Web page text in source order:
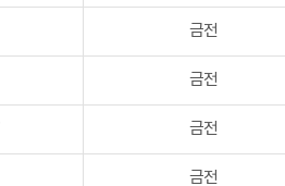
금전
금전
금전
금전